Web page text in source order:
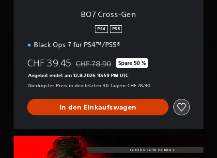
BO7 Cross-Gen
PS4 PS5
Black Ops 7 für PS4™/PS5®
CHF 39.45 Preisnachlass gegenüber dem Originalpreis
CHF 78.90 Spare 50 %
Angebot endet am 12.8.2026 10:59 PM UTC
Niedrigster Preis in den letzten 30 Tagen: CHF 78.90
In den Einkaufswagen
W